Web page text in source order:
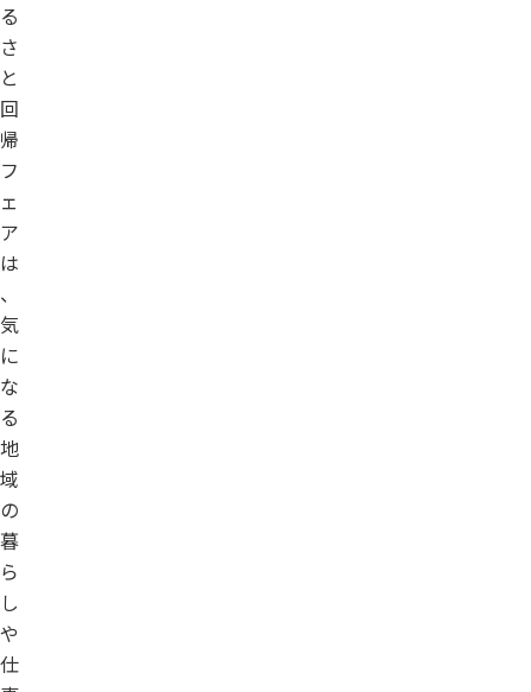
る
さ
と
回
帰
フ
ェ
ア
は
、
気
に
な
る
地
域
の
暮
ら
し
や
仕